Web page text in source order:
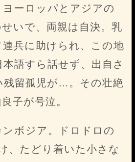
ヨーロッパとアジアの
いで、両親は自決。乳
兵に助けられ、この地
語すら話せず、出自さ
残留孤児が…。その壮絶
子が号泣。
ボジア。ドロドロの
、たどり着いた小さな